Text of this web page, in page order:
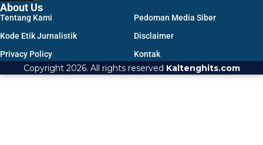
About Us
Tentang Kami
Pedoman Media Siber
Kode Etik Jurnalistik
Disclaimer
Privacy Policy
Kontak
Copyright 2026. All rights reserved Kaltenghits.com